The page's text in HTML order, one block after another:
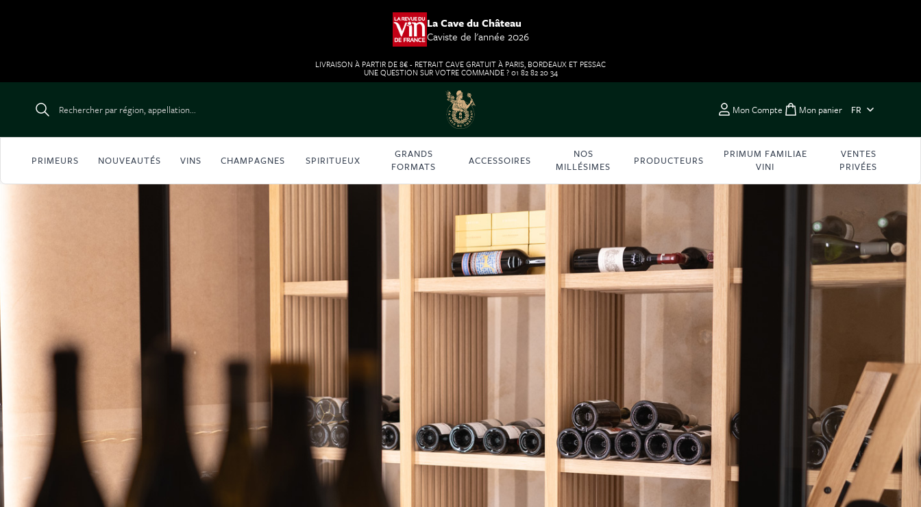
La Cave du Château
Caviste de l'année 2026
LIVRAISON À PARTIR DE 8€ - RETRAIT CAVE GRATUIT À PARIS, BORDEAUX ET PESSAC
UNE QUESTION SUR VOTRE COMMANDE ? 01 82 82 20 34
Rechercher par région, appellation... Mon Compte Toggle minicart,
Mon panier FR
PRIMEURS NOUVEAUTÉS VINS CHAMPAGNES SPIRITUEUX
GRANDS
FORMATS
ACCESSOIRES
NOS
MILLÉSIMES
PRODUCTEURS
PRIMUM FAMILIAE
VINI
VENTES
PRIVÉES